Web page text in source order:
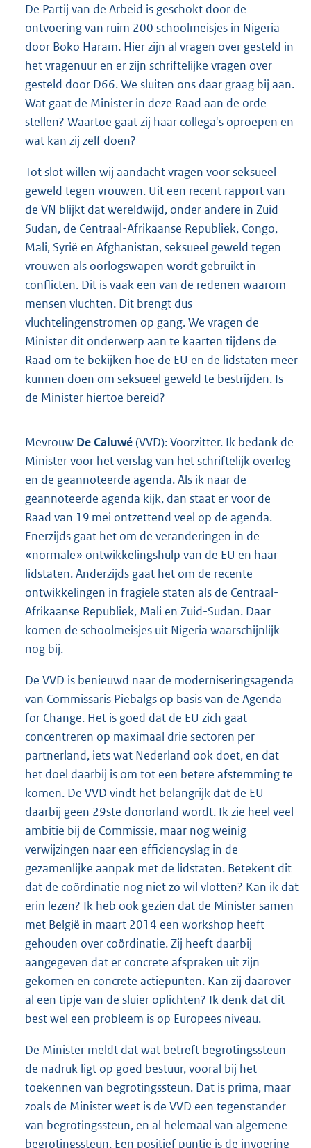
De Partij van de Arbeid is geschokt door de
ontvoering van ruim 200 schoolmeisjes in Nigeria
door Boko Haram. Hier zijn al vragen over gesteld in
het vragenuur en er zijn schriftelijke vragen over
gesteld door D66. We sluiten ons daar graag bij aan.
Wat gaat de Minister in deze Raad aan de orde
stellen? Waartoe gaat zij haar collega's oproepen en
wat kan zij zelf doen?
Tot slot willen wij aandacht vragen voor seksueel
geweld tegen vrouwen. Uit een recent rapport van
de VN blijkt dat wereldwijd, onder andere in Zuid-
Sudan, de Centraal-Afrikaanse Republiek, Congo,
Mali, Syrië en Afghanistan, seksueel geweld tegen
vrouwen als oorlogswapen wordt gebruikt in
conflicten. Dit is vaak een van de redenen waarom
mensen vluchten. Dit brengt dus
vluchtelingenstromen op gang. We vragen de
Minister dit onderwerp aan te kaarten tijdens de
Raad om te bekijken hoe de EU en de lidstaten meer
kunnen doen om seksueel geweld te bestrijden. Is
de Minister hiertoe bereid?
Mevrouw De Caluwé(VVD): Voorzitter. Ik bedank de
Minister voor het verslag van het schriftelijk overleg
en de geannoteerde agenda. Als ik naar de
geannoteerde agenda kijk, dan staat er voor de
Raad van 19 mei ontzettend veel op de agenda.
Enerzijds gaat het om de veranderingen in de
«normale» ontwikkelingshulp van de EU en haar
lidstaten. Anderzijds gaat het om de recente
ontwikkelingen in fragiele staten als de Centraal-
Afrikaanse Republiek, Mali en Zuid-Sudan. Daar
komen de schoolmeisjes uit Nigeria waarschijnlijk
nog bij.
De VVD is benieuwd naar de moderniseringsagenda
van Commissaris Piebalgs op basis van de Agenda
for Change. Het is goed dat de EU zich gaat
concentreren op maximaal drie sectoren per
partnerland, iets wat Nederland ook doet, en dat
het doel daarbij is om tot een betere afstemming te
komen. De VVD vindt het belangrijk dat de EU
daarbij geen 29ste donorland wordt. Ik zie heel veel
ambitie bij de Commissie, maar nog weinig
verwijzingen naar een efficiencyslag in de
gezamenlijke aanpak met de lidstaten. Betekent dit
dat de coördinatie nog niet zo wil vlotten? Kan ik dat
erin lezen? Ik heb ook gezien dat de Minister samen
met België in maart 2014 een workshop heeft
gehouden over coördinatie. Zij heeft daarbij
aangegeven dat er concrete afspraken uit zijn
gekomen en concrete actiepunten. Kan zij daarover
al een tipje van de sluier oplichten? Ik denk dat dit
best wel een probleem is op Europees niveau.
De Minister meldt dat wat betreft begrotingssteun
de nadruk ligt op goed bestuur, vooral bij het
toekennen van begrotingssteun. Dat is prima, maar
zoals de Minister weet is de VVD een tegenstander
van begrotingssteun, en al helemaal van algemene
begrotingssteun. Een positief puntje is de invoering